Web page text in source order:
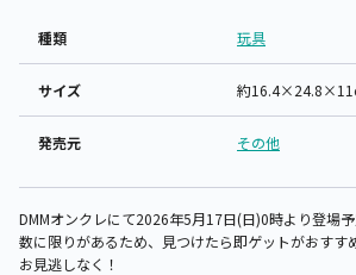
種類 玩具
サイズ 約
発売元 その他
DMMオンクレにて2026年5月17日(日)0時より登場予
数に限りがあるため、見つけたら即ゲットがおすす
お見逃しなく！